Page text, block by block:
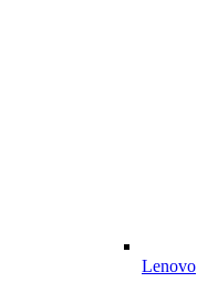
Lenovo